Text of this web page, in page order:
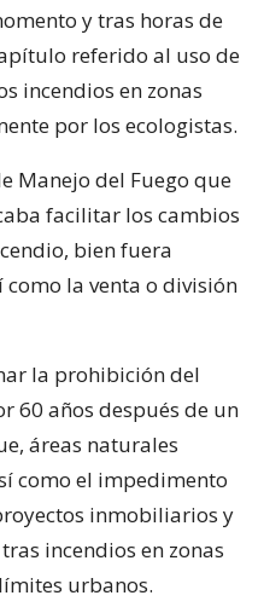
y tras horas de
referido al uso de
incendios en zonas
por los ecologistas.
Manejo del Fuego que
facilitar los cambios
bien fuera
la venta o división
la prohibición del
60 años después de un
áreas naturales
como el impedimento
inmobiliarios y
incendios en zonas
urbanos.